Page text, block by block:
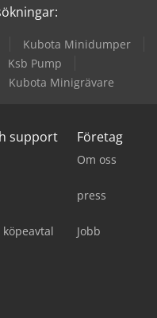
För Påsar
Kubota Minidumper
Ksb Pump
Kubota Minigrävare
support Företag
Om oss
press
Jobb